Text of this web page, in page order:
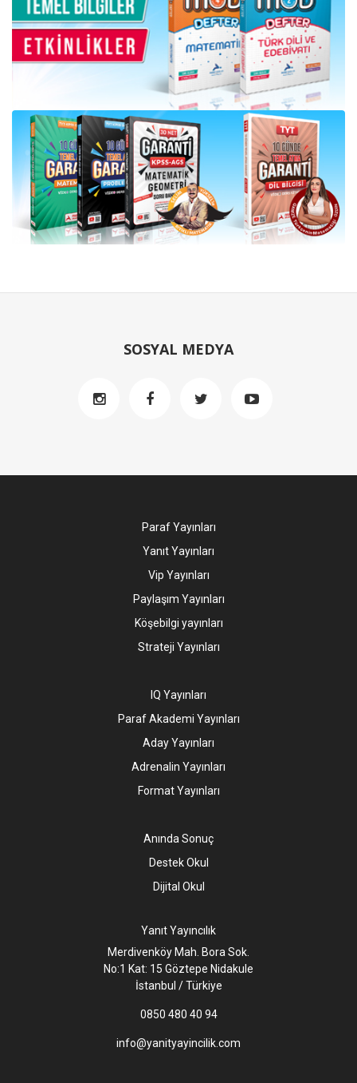
SOSYAL MEDYA
Paraf Yayınları
Yanıt Yayınları
Vip Yayınları
Paylaşım Yayınları
Köşebilgi yayınları
Strateji Yayınları
IQ Yayınları
Paraf Akademi Yayınları
Aday Yayınları
Adrenalin Yayınları
Format Yayınları
Anında Sonuç
Destek Okul
Dijital Okul
Yanıt Yayıncılık
Merdivenköy Mah. Bora Sok.
No:1 Kat: 15 Göztepe Nidakule
İstanbul / Türkiye
0850 480 40 94
info@yanityayincilik.com